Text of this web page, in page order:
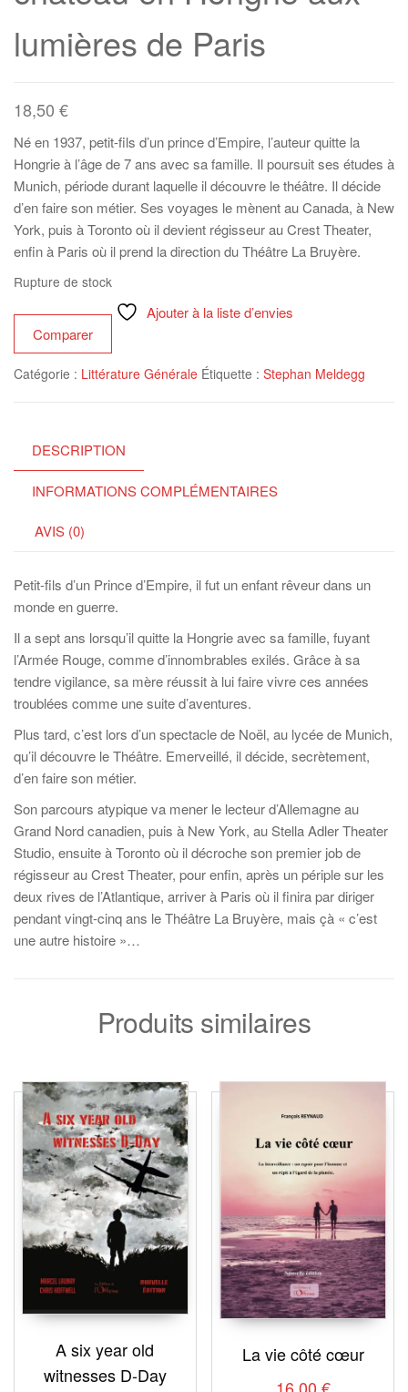
lumières de Paris
18,50 €
Né en 1937, petit-fils d’un prince d’Empire, l’auteur quitte la
Hongrie à l’âge de 7 ans avec sa famille. Il poursuit ses études à
Munich, période durant laquelle il découvre le théâtre. Il décide
d’en faire son métier. Ses voyages le mènent au Canada, à New
York, puis à Toronto où il devient régisseur au Crest Theater,
enfin à Paris où il prend la direction du Théâtre La Bruyère.
Rupture de stock
Ajouter à la liste d’envies
Comparer
Catégorie : Littérature Générale Étiquette : Stephan Meldegg
DESCRIPTION
INFORMATIONS COMPLÉMENTAIRES
AVIS (0)
Petit-fils d’un Prince d’Empire, il fut un enfant rêveur dans un
monde en guerre.
Il a sept ans lorsqu’il quitte la Hongrie avec sa famille, fuyant
l’Armée Rouge, comme d’innombrables exilés. Grâce à sa
tendre vigilance, sa mère réussit à lui faire vivre ces années
troublées comme une suite d’aventures.
Plus tard, c’est lors d’un spectacle de Noël, au lycée de Munich,
qu’il découvre le Théâtre. Emerveillé, il décide, secrètement,
d’en faire son métier.
Son parcours atypique va mener le lecteur d’Allemagne au
Grand Nord canadien, puis à New York, au Stella Adler Theater
Studio, ensuite à Toronto où il décroche son premier job de
régisseur au Crest Theater, pour enfin, après un périple sur les
deux rives de l’Atlantique, arriver à Paris où il finira par diriger
pendant vingt-cinq ans le Théâtre La Bruyère, mais çà « c’est
une autre histoire »…
Produits similaires
A six year old
witnesses D-Day
La vie côté cœur